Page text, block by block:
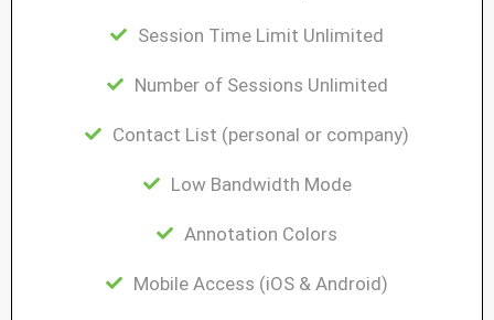
Session Time Limit Unlimited
Number of Sessions Unlimited
Contact List (personal or company)
Low Bandwidth Mode
Annotation Colors
Mobile Access (iOS & Android)